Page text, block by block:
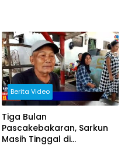
Berita Video
Tiga Bulan
Pascakebakaran, Sarkun
Masih Tinggal di